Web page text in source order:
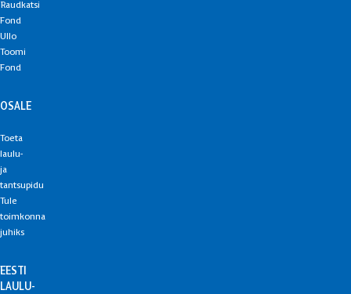
Raudkatsi
Fond
Ullo
Toomi
Fond
OSALE
Toeta
laulu-
ja
tantsupidu
Tule
toimkonna
juhiks
EESTI
LAULU-